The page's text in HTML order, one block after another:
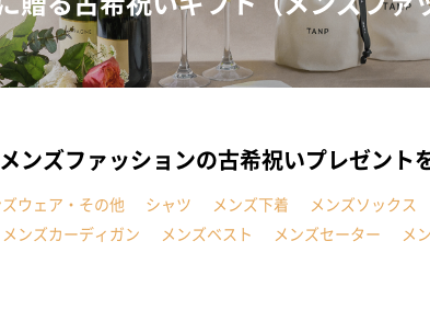
ンズファッションの古希祝いプレゼント
ウェア・その他 シャツ メンズ下着 メンズソックス
メンズカーディガン メンズベスト メンズセーター メ